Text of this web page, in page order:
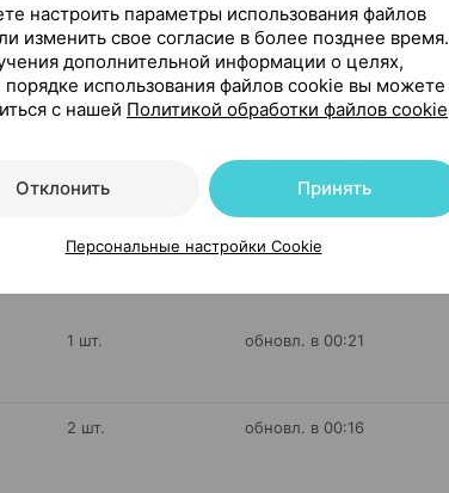
154
1 шт. обновл. в 00:21
2 шт. обновл. в 00:16
настроить параметры использования файлов
изменить свое согласие в более позднее время.
дополнительной информации о целях,
порядке использования файлов cookie вы можете
с нашей Политикой обработки файлов cookie
Отклонить Принять
Персональные настройки Cookie